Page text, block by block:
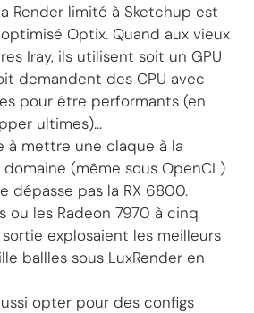
Render limité à Sketchup est
Optix. Quand aux vieux
Iray, ils utilisent soit un GPU
demandent des CPU avec
pour être performants (en
ultimes)...
à mettre une claque à la
(même sous OpenCL)
dépasse pas la RX 6800.
ou les Radeon 7970 à cinq
explosaient les meilleurs
ballles sous LuxRender en
opter pour des configs